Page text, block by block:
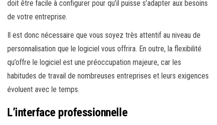
doit être facile à configurer pour qu’il puisse s’adapter aux besoins
de votre entreprise.
Il est donc nécessaire que vous soyez très attentif au niveau de
personnalisation que le logiciel vous offrira. En outre, la flexibilité
qu’offre le logiciel est une préoccupation majeure, car les
habitudes de travail de nombreuses entreprises et leurs exigences
évoluent avec le temps.
L’interface professionnelle